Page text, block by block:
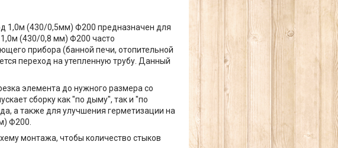
1,0м (430/0,5мм) Ф200 предназначен для
(430/0,8 мм) Ф200 часто
прибора (банной печи, отопительной
переход на утепленную трубу. Данный
элемента до нужного размера со
сборку как "по дыму", так и "по
а также для улучшения герметизации на
Ф200.
монтажа, чтобы количество стыков